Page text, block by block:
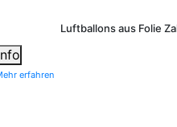
Luftballons aus Folie
erfahren